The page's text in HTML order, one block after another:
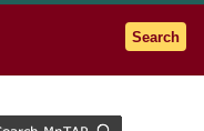
Go to the U of M home page
Search